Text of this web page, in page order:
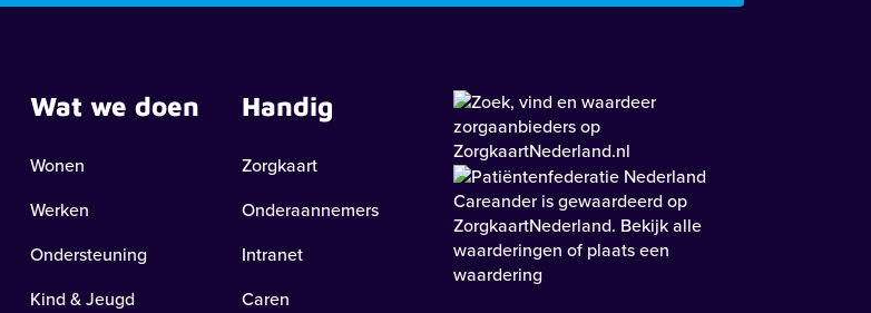
Wat we doen
Wonen
Werken
Ondersteuning
Kind & Jeugd
Handig
Zorgkaart
Onderaannemers
Intranet
Caren
Careanderis gewaardeerd op
ZorgkaartNederland. Bekijk alle
waarderingen of plaats een
waardering